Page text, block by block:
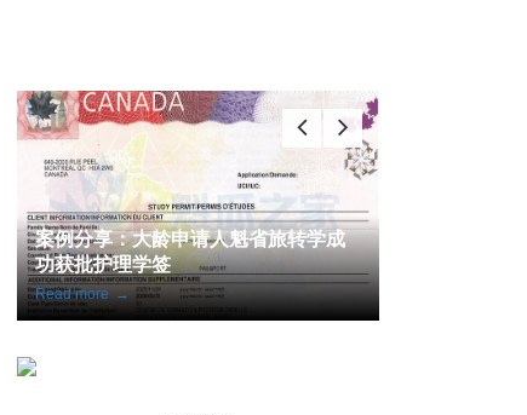
案例分享：大龄申请人魁省旅转学成
功获批护理学签
Read more →